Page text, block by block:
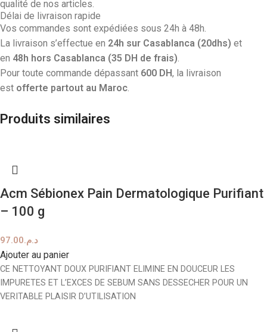
qualité de nos articles.
Délai de livraison rapide
Vos commandes sont expédiées sous 24h à 48h.
La livraison s’effectue en 24h sur Casablanca (20dhs) et
en 48h hors Casablanca (35 DH de frais)
Pour toute commande dépassant 600 DH, la livraison
est offerte partout au Maroc
Produits similaires
Acm Sébionex Pain Dermatologique Purifiant
– 100 g
د.م.97.00
Ajouter au panier
CE NETTOYANT DOUX PURIFIANT ELIMINE EN DOUCEUR LES
IMPURETES ET L’EXCES DE SEBUM SANS DESSECHER POUR UN
VERITABLE PLAISIR D’UTILISATION